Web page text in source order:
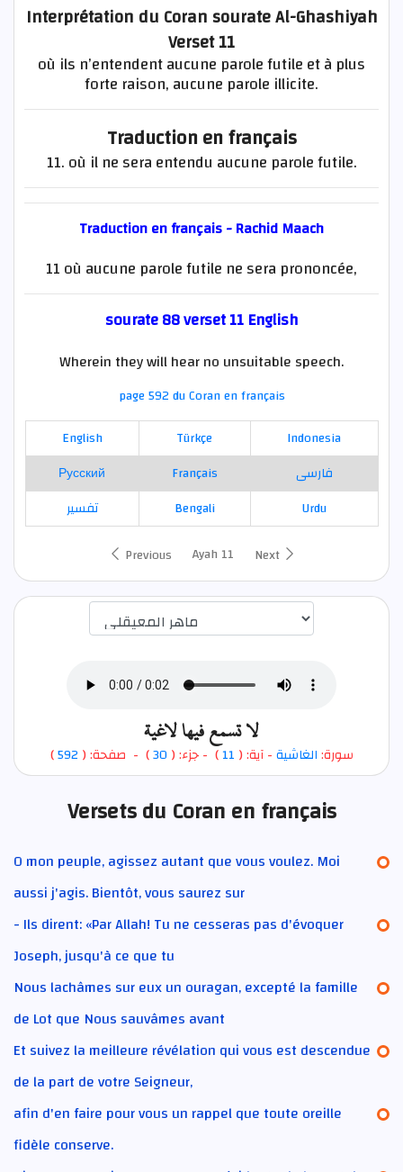
Interprétation du Coran sourate Al-Ghashiyah
Verset 11
où ils n’entendent aucune parole futile et à plus
forte raison, aucune parole illicite.
Traduction en français
11. où il ne sera entendu aucune parole futile.
Traduction en français - Rachid Maach
11 où aucune parole futile ne sera prononcée,
sourate 88 verset 11 English
Wherein they will hear no unsuitable speech.
page 592 du Coran en français
English
Türkçe
Indonesia
Русский
Français
فارسی
تفسير
Bengali
Urdu
Previous
Ayah 11 Next
لا تسمع فيها لاغية
سورة:الغاشية- آية: ( 11
) - جزء: (30) - صفحة: ( 592
)
Versets du Coran en français
O mon peuple, agissez autant que vous voulez. Moi
aussi j'agis. Bientôt, vous saurez sur
- Ils dirent: «Par Allah! Tu ne cesseras pas d'évoquer
Joseph, jusqu'à ce que tu
Nous lachâmes sur eux un ouragan, excepté la famille
de Lot que Nous sauvâmes avant
Et suivez la meilleure révélation qui vous est descendue
de la part de votre Seigneur,
afin d'en faire pour vous un rappel que toute oreille
fidèle conserve.